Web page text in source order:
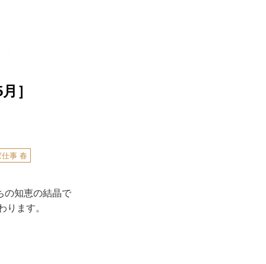
］
事 春
の知恵の結晶で
ります。